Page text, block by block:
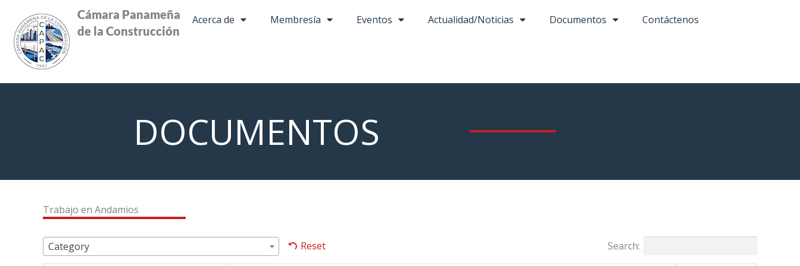
contenido
Cámara Panameña
de la Construcción
Acerca de Membresía Eventos Actualidad/Noticias Documentos Contáctenos
DOCUMENTOS
Trabajo en Andamios
Category Reset Search: